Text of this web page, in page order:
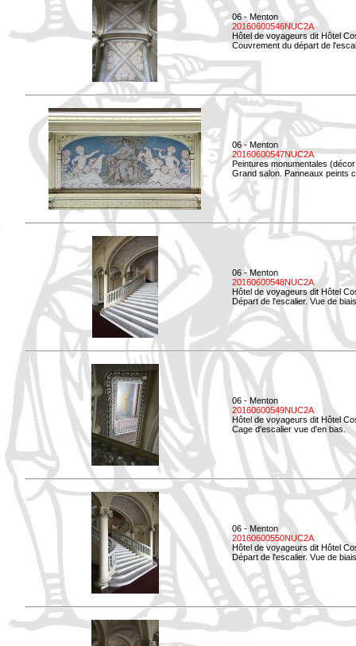
06 - Menton
20160600546NUC2A
Hôtel de voyageurs dit Hôtel
Couvrement du départ de
06 - Menton
20160600547NUC2A
Peintures monumentales
Grand salon. Panneaux peints
06 - Menton
20160600548NUC2A
Hôtel de voyageurs dit Hôtel
Départ de l'escalier. Vue de
06 - Menton
20160600549NUC2A
Hôtel de voyageurs dit Hôtel
Cage d'escalier vue d'en bas.
06 - Menton
20160600550NUC2A
Hôtel de voyageurs dit Hôtel
Départ de l'escalier. Vue de